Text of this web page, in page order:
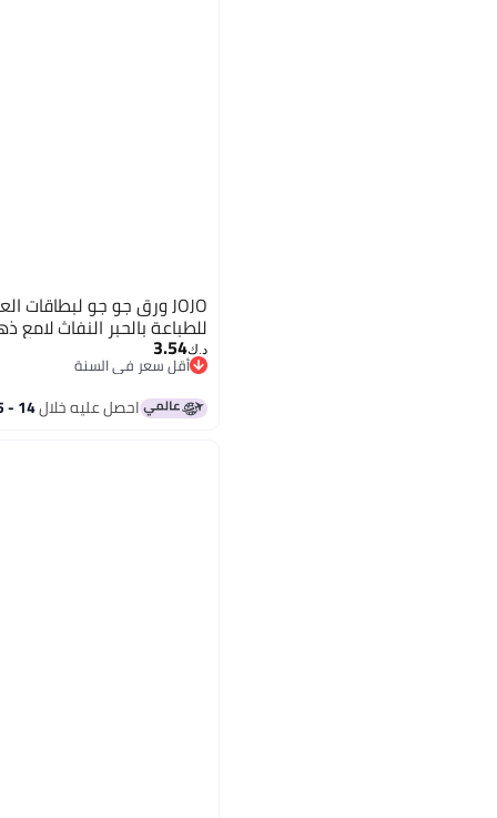
للطباعة بالحبر النفاث
د.ك‏3.54
أقل سعر في السنة
أقل سعر في السنة
احصل عليه خلال14 - 15 اغسطس